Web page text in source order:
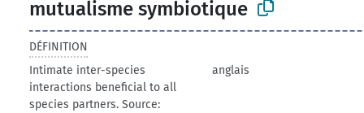
mutualisme symbiotique
DÉFINITION
Intimate inter-species
interactions beneficial to all
species partners. Source:
anglais